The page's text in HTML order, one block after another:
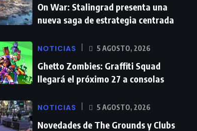
On War: Stalingrad presenta una
nueva saga de estrategia centrada
NOTICIAS 5 AGOSTO, 2026
Ghetto Zombies: Graffiti Squad
llegará el próximo 27 a consolas
NOTICIAS 5 AGOSTO, 2026
Novedades de The Grounds y Clubs